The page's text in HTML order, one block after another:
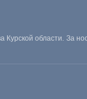
области. За